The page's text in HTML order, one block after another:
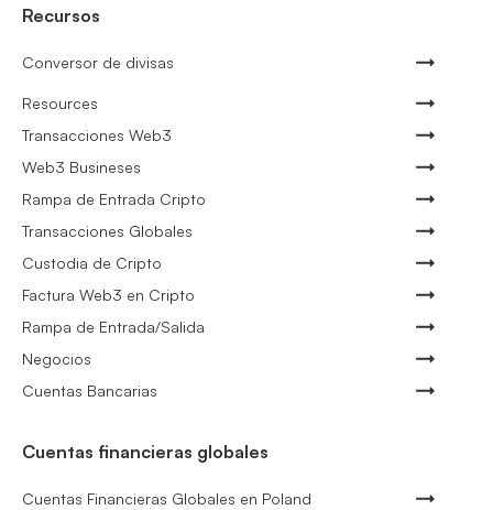
Recursos
Conversor de divisas
Resources
Transacciones Web3
Web3 Busineses
Rampa de Entrada Cripto
Transacciones Globales
Custodia de Cripto
Factura Web3 en Cripto
Rampa de Entrada/Salida
Negocios
Cuentas Bancarias
Cuentas financieras globales
Cuentas Financieras Globales en Poland